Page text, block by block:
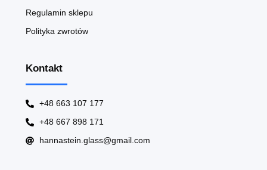
Regulamin sklepu
Polityka zwrotów
Kontakt
+48 663 107 177
+48 667 898 171
hannastein.glass@gmail.com